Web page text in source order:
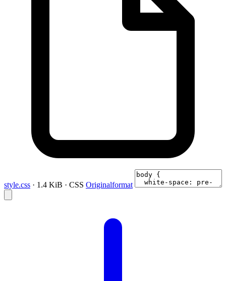
style.css · 1.4 KiB · CSS Originalformat